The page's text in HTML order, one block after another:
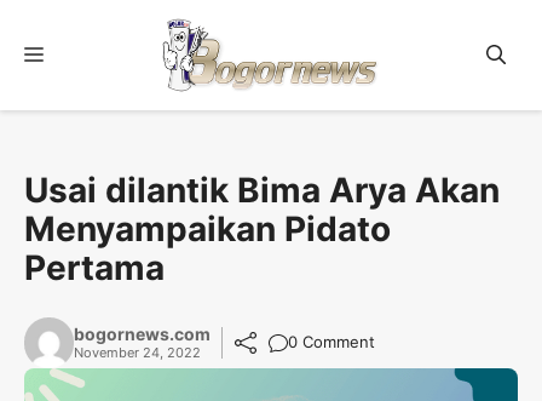
Menu
Usai dilantik Bima Arya Akan
Menyampaikan Pidato
Pertama
bogornews.com
November 24, 2022
0 Comment